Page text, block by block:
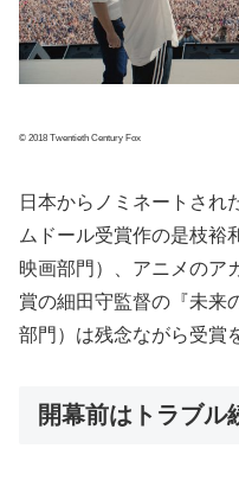
© 2018 Twentieth Century Fox
日本からノミネートされ
ムドール受賞作の是枝裕
映画部門）、アニメのア
賞の細田守監督の『未来
部門）は残念ながら受賞
開幕前はトラブル